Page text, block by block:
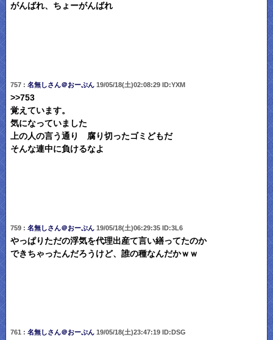
がんばれ、ちょーがんばれ
757 : 名無しさん＠おーぷん19/05/18(土)02:08:29 ID:YXM
>>753
覚えています。
気になっていました
上の人の言う通り 腐り切ったゴミどもだ
そんな連中に負けるなよ
759 : 名無しさん＠おーぷん19/05/18(土)06:29:35 ID:3L6
やっぱりただの浮気を代理出産て言い繕ってたのか
できちゃったんだろうけど、誰の種なんだかｗｗ
761 : 名無しさん＠おーぷん19/05/18(土)23:47:19 ID:DSG